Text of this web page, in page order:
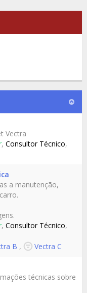
Vectra
, Consultor Técnico,
a manutenção,
, Consultor Técnico,
B , Vectra C
técnicas sobre